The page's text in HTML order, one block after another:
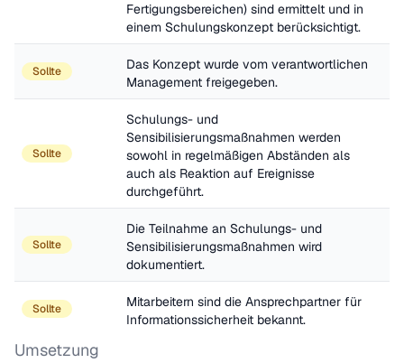
Fertigungsbereichen) sind ermittelt und in
einem Schulungskonzept berücksichtigt.
Sollte
Das Konzept wurde vom verantwortlichen
Management freigegeben.
Sollte
Schulungs- und
Sensibilisierungsmaßnahmen werden
sowohl in regelmäßigen Abständen als
auch als Reaktion auf Ereignisse
durchgeführt.
Sollte
Die Teilnahme an Schulungs- und
Sensibilisierungsmaßnahmen wird
dokumentiert.
Sollte
Mitarbeitern sind die Ansprechpartner für
Informationssicherheit bekannt.
Umsetzung